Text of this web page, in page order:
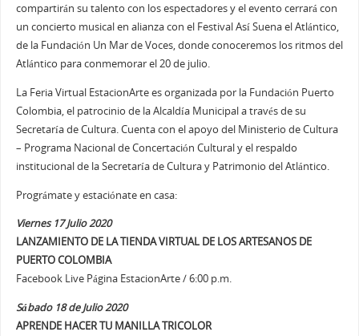
compartirán su talento con los espectadores y el evento cerrará con
un concierto musical en alianza con el Festival Así Suena el Atlántico,
de la Fundación Un Mar de Voces, donde conoceremos los ritmos del
Atlántico para conmemorar el 20 de julio.
La Feria Virtual EstacionArte es organizada por la Fundación Puerto
Colombia, el patrocinio de la Alcaldía Municipal a través de su
Secretaría de Cultura. Cuenta con el apoyo del Ministerio de Cultura
– Programa Nacional de Concertación Cultural y el respaldo
institucional de la Secretaría de Cultura y Patrimonio del Atlántico.
Prográmate y estaciónate en casa:
Viernes 17 Julio 2020
LANZAMIENTO DE LA TIENDA VIRTUAL DE LOS ARTESANOS DE
PUERTO COLOMBIA
Facebook Live Página EstacionArte / 6:00 p.m.
Sábado 18 de Julio 2020
APRENDE HACER TU MANILLA TRICOLOR